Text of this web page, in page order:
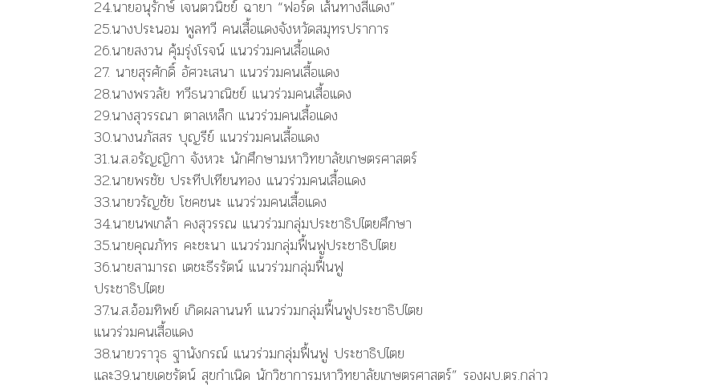
24.นายอนุรักษ์ เจนตวนิชย์ ฉายา “ฟอร์ด เส้นทางสีแดง”
25.นางประนอม พูลทวี คนเสื้อแดงจังหวัดสมุทรปราการ
26.นายสงวน คุ้มรุ่งโรจน์ แนวร่วมคนเสื้อแดง
27. นายสุรศักดิ์ อัศวะเสนา แนวร่วมคนเสื้อแดง
28.นางพรวลัย ทวีธนวาณิชย์ แนวร่วมคนเสื้อแดง
29.นางสุวรรณา ตาลเหล็ก แนวร่วมคนเสื้อแดง
30.นางนภัสสร บุญรีย์ แนวร่วมคนเสื้อแดง
31.น.ส.อรัญญิกา จังหวะ นักศึกษามหาวิทยาลัยเกษตรศาสตร์
32.นายพรชัย ประทีปเทียนทอง แนวร่วมคนเสื้อแดง
33.นายวรัญชัย โชคชนะ แนวร่วมคนเสื้อแดง
34.นายนพเกล้า คงสุวรรณ แนวร่วมกลุ่มประชาธิปไตยศึกษา
35.นายคุณภัทร คะชะนา แนวร่วมกลุ่มฟื้นฟูประชาธิปไตย
36.นายสามารถ เตชะธีรรัตน์ แนวร่วมกลุ่มฟื้นฟู
ประชาธิปไตย
37.น.ส.อ้อมทิพย์ เกิดผลานนท์ แนวร่วมกลุ่มฟื้นฟูประชาธิปไตย
แนวร่วมคนเสื้อแดง
38.นายวราวุธ ฐานังกรณ์ แนวร่วมกลุ่มฟื้นฟู ประชาธิปไตย
และ39.นายเดชรัตน์ สุขกำเนิด นักวิชาการมหาวิทยาลัยเกษตรศาสตร์” รองผบ.ตร.กล่าว